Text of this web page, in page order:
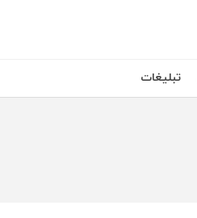
تبلیغات